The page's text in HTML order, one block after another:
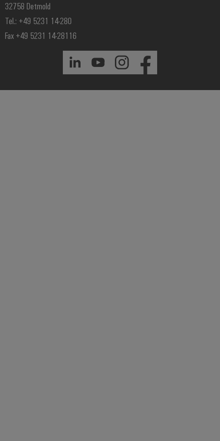
32758 Detmold
Tel.: +49 5231 14-280
Fax +49 5231 14-28116